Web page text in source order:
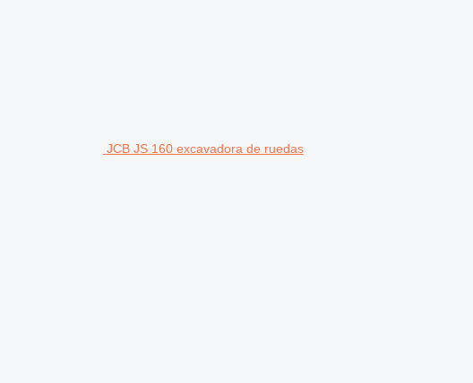
JCB JS 160 excavadora de ruedas